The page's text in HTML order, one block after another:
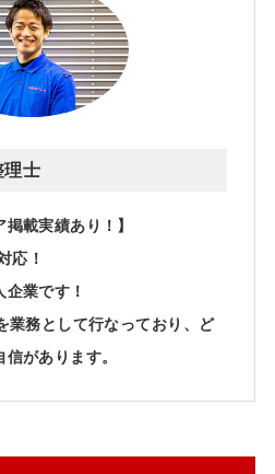
理士
載実績あり！】
応！
業です！
業務として行なっており、ど
があります。